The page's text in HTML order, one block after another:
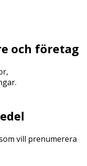
och företag
vill prenumerera